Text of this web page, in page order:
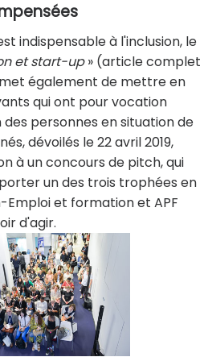
indispensable à l'inclusion, le
et start-up» (article complet
également de mettre en
qui ont pour vocation
personnes en situation de
dévoilés le 22 avril 2019,
à un concours de pitch, qui
un des trois trophées en
Emploi et formation et APF
d'agir.